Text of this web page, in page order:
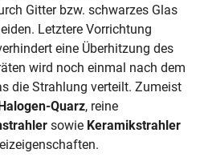
Gitter bzw. schwarzes Glas
Letztere Vorrichtung
eine Überhitzung des
wird noch einmal nach dem
die Strahlung verteilt. Zumeist
Halogen-Quarz, reine
sowie Keramikstrahler